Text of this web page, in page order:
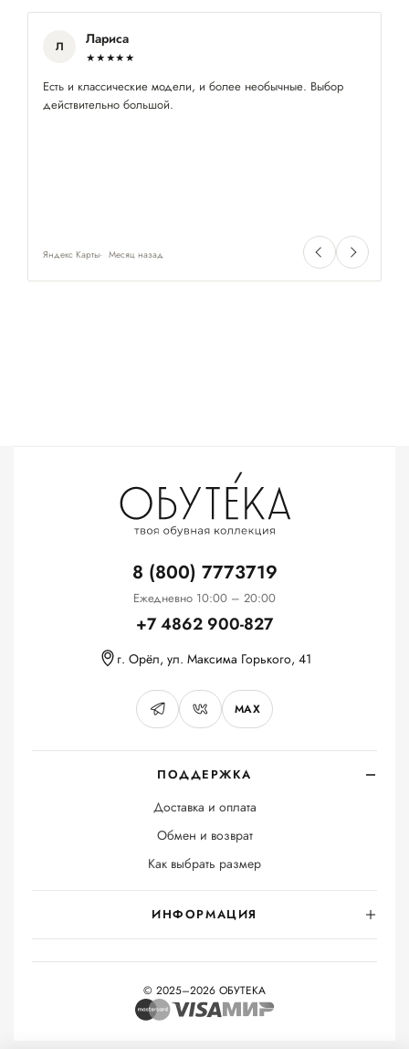
Л Лариса
★★★★★
Есть и классические модели, и более необычные. Выбор
действительно большой.
Яндекс Карты Месяц назад
ПОДДЕРЖКА
Доставка и оплата
Обмен и возврат
Как выбрать размер
ИНФОРМАЦИЯ
8 (800) 7773719
Ежедневно 10:00 – 20:00
+7 4862 900-827
г. Орёл, ул. Максима Горького, 41
MAX
© 2025–2026 ОБУТЕКА